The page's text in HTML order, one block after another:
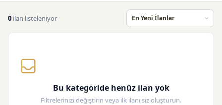
0 ilan listeleniyor
Bu kategoride henüz ilan yok
Filtrelerinizi değiştirin veya ilk ilanı siz oluşturun.